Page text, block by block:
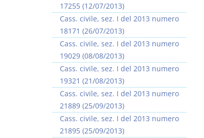
17255 (12/07/2013)
Cass. civile, sez. I del 2013 numero
18171 (26/07/2013)
Cass. civile, sez. I del 2013 numero
19029 (08/08/2013)
Cass. civile, sez. I del 2013 numero
19321 (21/08/2013)
Cass. civile, sez. I del 2013 numero
21889 (25/09/2013)
Cass. civile, sez. I del 2013 numero
21895 (25/09/2013)
(iva incl.)